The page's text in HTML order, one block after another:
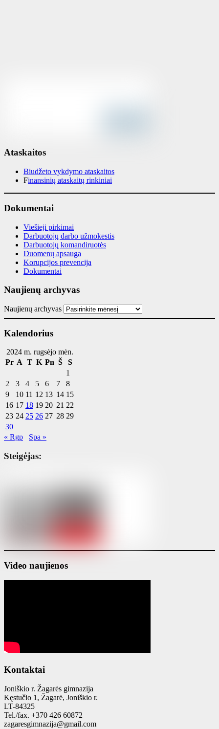
Ataskaitos
Biudžeto vykdymo ataskaitos
Finansinių ataskaitų rinkiniai
Dokumentai
Viešieji pirkimai
Darbuotojų darbo užmokestis
Darbuotojų komandiruotės
Duomenų apsauga
Korupcijos prevencija
Dokumentai
Naujienų archyvas
Naujienų archyvas
Kalendorius
2024 m. rugsėjo mėn.
Pr A T K Pn Š
S
1
2
3 4 5 6 7
8
9
10 11 12 13 14 15
16 17 18 19 20 21 22
23 24 25 26 27 28 29
30
« Rgp
Spa »
Steigėjas:
Video naujienos
Kontaktai
Joniškio r. Žagarės gimnazija
Kęstučio 1, Žagarė, Joniškio r.
LT-84325
Tel./fax. +370 426 60872
zagaresgimnazija@gmail.com